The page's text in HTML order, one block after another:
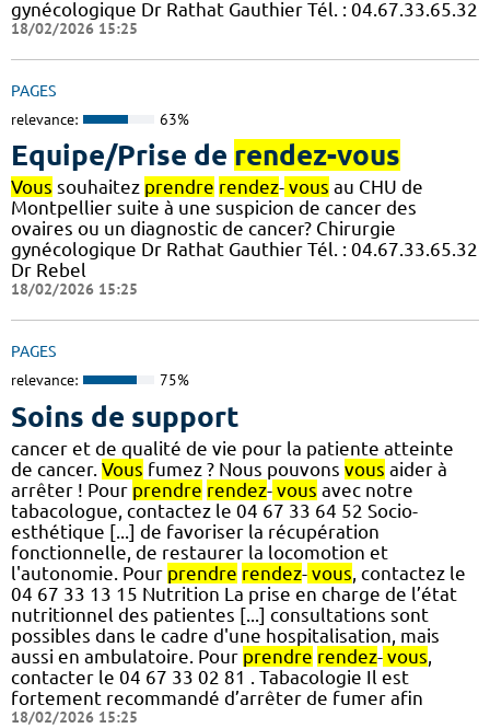
gynécologique Dr Rathat Gauthier Tél. : 04.67.33.65.32
18/02/2026 15:25
PAGES
relevance: 63%
Equipe/Prise de rendez-vous
Vous souhaitez prendre rendez- vous au CHU de
Montpellier suite à une suspicion de cancer des
ovaires ou un diagnostic de cancer? Chirurgie
gynécologique Dr Rathat Gauthier Tél. : 04.67.33.65.32
Dr Rebel
18/02/2026 15:25
PAGES
relevance: 75%
Soins de support
cancer et de qualité de vie pour la patiente atteinte
de cancer. Vous fumez ? Nous pouvons vous aider à
arrêter ! Pour prendre rendez- vous avec notre
tabacologue, contactez le 04 67 33 64 52 Socio-
esthétique [...] de favoriser la récupération
fonctionnelle, de restaurer la locomotion et
l'autonomie. Pour prendre rendez- vous, contactez le
04 67 33 13 15 Nutrition La prise en charge de l’état
nutritionnel des patientes [...] consultations sont
possibles dans le cadre d'une hospitalisation, mais
aussi en ambulatoire. Pour prendre rendez- vous,
contacter le 04 67 33 02 81 . Tabacologie Il est
fortement recommandé d’arrêter de fumer afin
18/02/2026 15:25